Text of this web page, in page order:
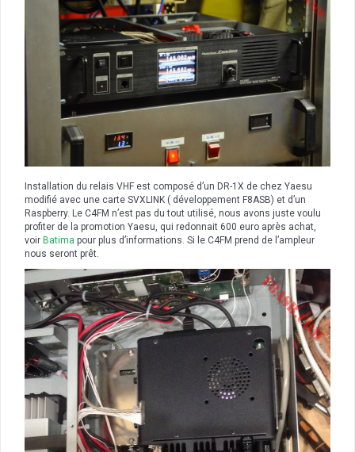
Installation du relais VHF est composé d’un DR-1X de chez Yaesu
modifié avec une carte SVXLINK ( développement F8ASB) et d’un
Raspberry. Le C4FM n’est pas du tout utilisé, nous avons juste voulu
profiter de la promotion Yaesu, qui redonnait 600 euro après achat,
voir Batima pour plus d’informations. Si le C4FM prend de l’ampleur
nous seront prêt.